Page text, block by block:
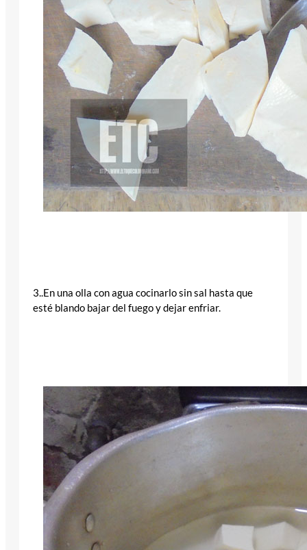
3..En una olla con agua cocinarlo sin sal hasta que
esté blando bajar del fuego y dejar enfriar.